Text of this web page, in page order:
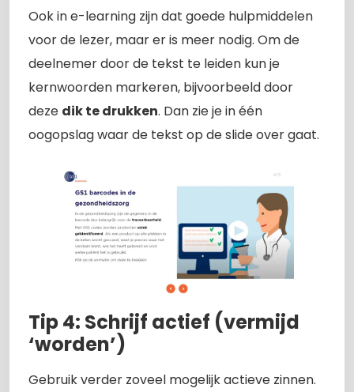
Ook in e-learning zijn dat goede hulpmiddelen
voor de lezer, maar er is meer nodig. Om de
deelnemer door de tekst te leiden kun je
kernwoorden markeren, bijvoorbeeld door
deze dik te drukken. Dan zie je in één
oogopslag waar de tekst op de slide over gaat.
Tip 4: Schrijf actief (vermijd
‘worden’)
Gebruik verder zoveel mogelijk actieve zinnen.